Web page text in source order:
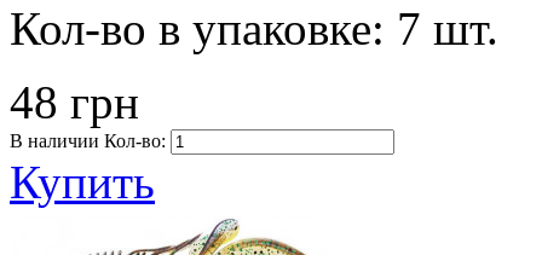
Кол-во в упаковке: 7 шт.
48 грн
В наличии Кол-во:
Купить